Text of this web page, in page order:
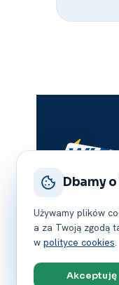
© 2026 WLR
Dbamy
Używamy plików
a za Twoją zgodą
w polityce cookies.
Akceptuję